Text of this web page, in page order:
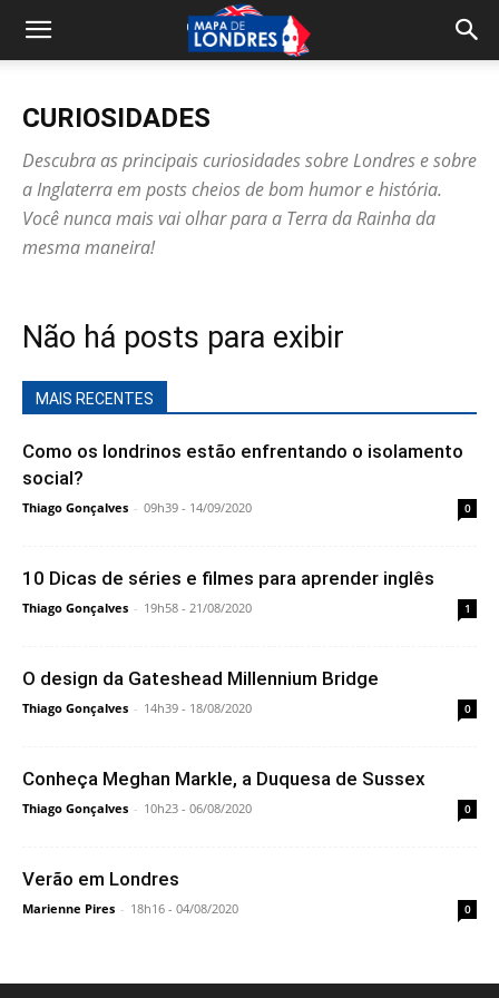
CURIOSIDADES
Descubra as principais curiosidades sobre Londres e sobre
a Inglaterra em posts cheios de bom humor e história.
Você nunca mais vai olhar para a Terra da Rainha da
mesma maneira!
Não há posts para exibir
MAIS RECENTES
Como os londrinos estão enfrentando o isolamento
social?
Thiago Gonçalves - 09h39 - 14/09/2020 0
10 Dicas de séries e filmes para aprender inglês
Thiago Gonçalves - 19h58 - 21/08/2020 1
O design da Gateshead Millennium Bridge
Thiago Gonçalves - 14h39 - 18/08/2020 0
Conheça Meghan Markle, a Duquesa de Sussex
Thiago Gonçalves - 10h23 - 06/08/2020 0
Verão em Londres
Marienne Pires - 18h16 - 04/08/2020 0